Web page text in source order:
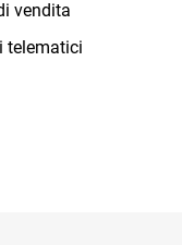
vendita
telematici